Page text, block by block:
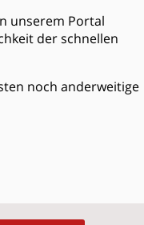
unserem Portal
der schnellen
noch anderweitige